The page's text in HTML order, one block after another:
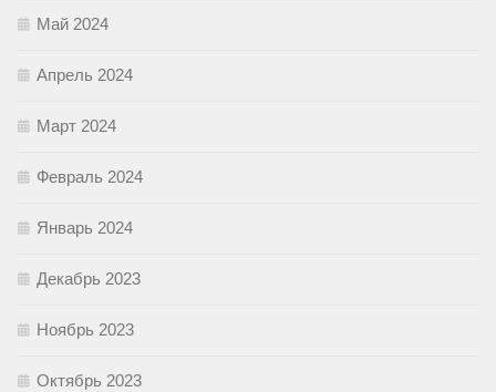
Май 2024
Апрель 2024
Март 2024
Февраль 2024
Январь 2024
Декабрь 2023
Ноябрь 2023
Октябрь 2023